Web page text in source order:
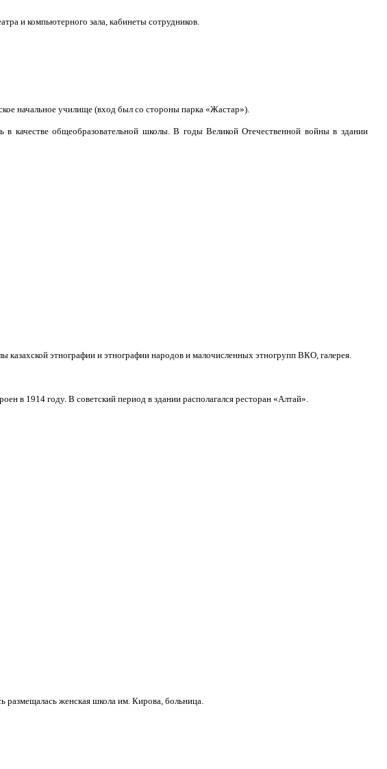
и компьютерного зала, кабинеты сотрудников.
начальное училище (вход был со стороны парка «Жастар»).
в качестве общеобразовательной школы. В годы Великой Отечественной войны в здании
этнографии и этнографии народов и малочисленных этногрупп ВКО, галерея.
в 1914 году. В советский период в здании располагался ресторан «Алтай».
размещалась женская школа им. Кирова, больница.